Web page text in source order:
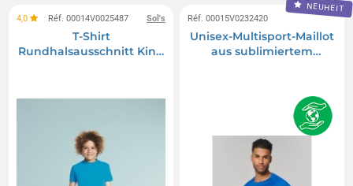
Sol's
4,0 Réf. 00014V0025487
T-Shirt
Rundhalsausschnitt Kind
NEUHEIT
Réf. 00015V0232420
Unisex-Multisport-Maillot
aus sublimiertem